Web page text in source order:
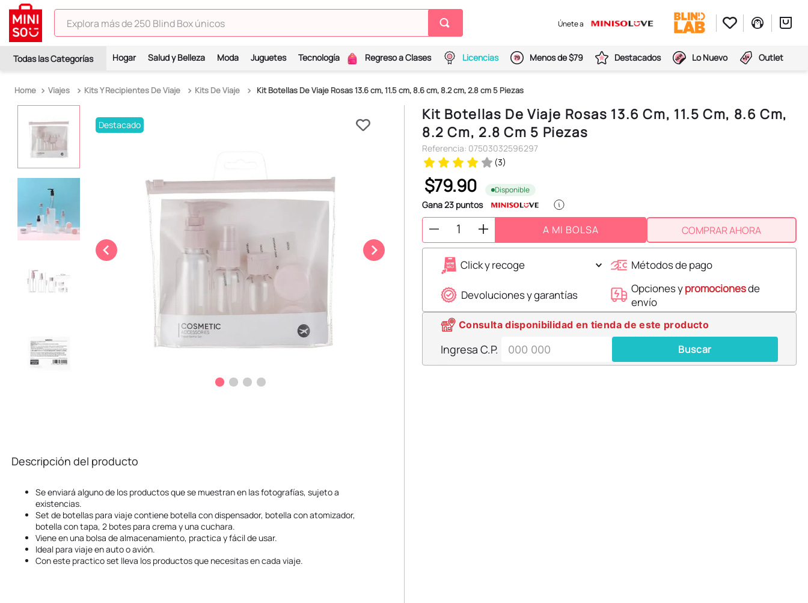
Explora más de 250 Blind Box únicos
Únete a
Hogar Salud y Belleza Moda Juguetes Tecnología Regreso a Clases Licencias Menos de $79 Destacados Lo Nuevo Outlet
Viajes Kits Y Recipientes De Viaje Kits De Viaje Kit Botellas De Viaje Rosas 13.6 cm, 11.5 cm, 8.6 cm, 8.2 cm, 2.8 cm 5 Piezas
Destacado
Descripción del producto
Se enviará alguno de los productos que se muestran en las fotografías, sujeto a
existencias.
Set de botellas para viaje contiene botella con dispensador, botella con atomizador,
botella con tapa, 2 botes para crema y una cuchara.
Viene en una bolsa de almacenamiento, practica y fácil de usar.
Ideal para viaje en auto o avión.
Con este practico set lleva los productos que necesitas en cada viaje.
Kit Botellas De Viaje Rosas 13.6 Cm, 11.5 Cm, 8.6 Cm,
8.2 Cm, 2.8 Cm 5 Piezas
Referencia: 07503032596297
(3)
$79.90 Disponible
Gana23 puntos
A MI BOLSA COMPRAR AHORA
Click y recoge Métodos de pago
Devoluciones y garantías Opciones ypromocionesde
envío
Consulta disponibilidad en tienda de este producto
Ingresa C.P. Buscar
TÉRMINOS MÁS BUSCADOS
2.
spiderman
4.
osito cariñosito
10. toy story